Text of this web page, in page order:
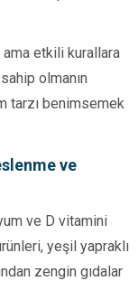
etkili kurallara
olmanın
tarzı benimsemek
ve
ve D vitamini
yeşil yapraklı
zengin gıdalar